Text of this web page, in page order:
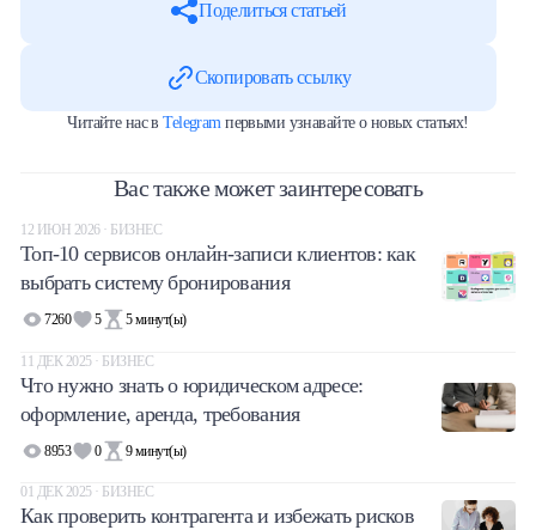
Поделиться статьей
Скопировать ссылку
Читайте нас вTelegramпервыми узнавайте о новых статьях!
Вас также может заинтересовать
12 ИЮН 2026 · БИЗНЕС
Топ-10 сервисов онлайн-записи клиентов: как
выбрать систему бронирования
7260 5 5 минут(ы)
11 ДЕК 2025 · БИЗНЕС
Что нужно знать о юридическом адресе:
оформление, аренда, требования
8953 0 9 минут(ы)
01 ДЕК 2025 · БИЗНЕС
Как проверить контрагента и избежать рисков